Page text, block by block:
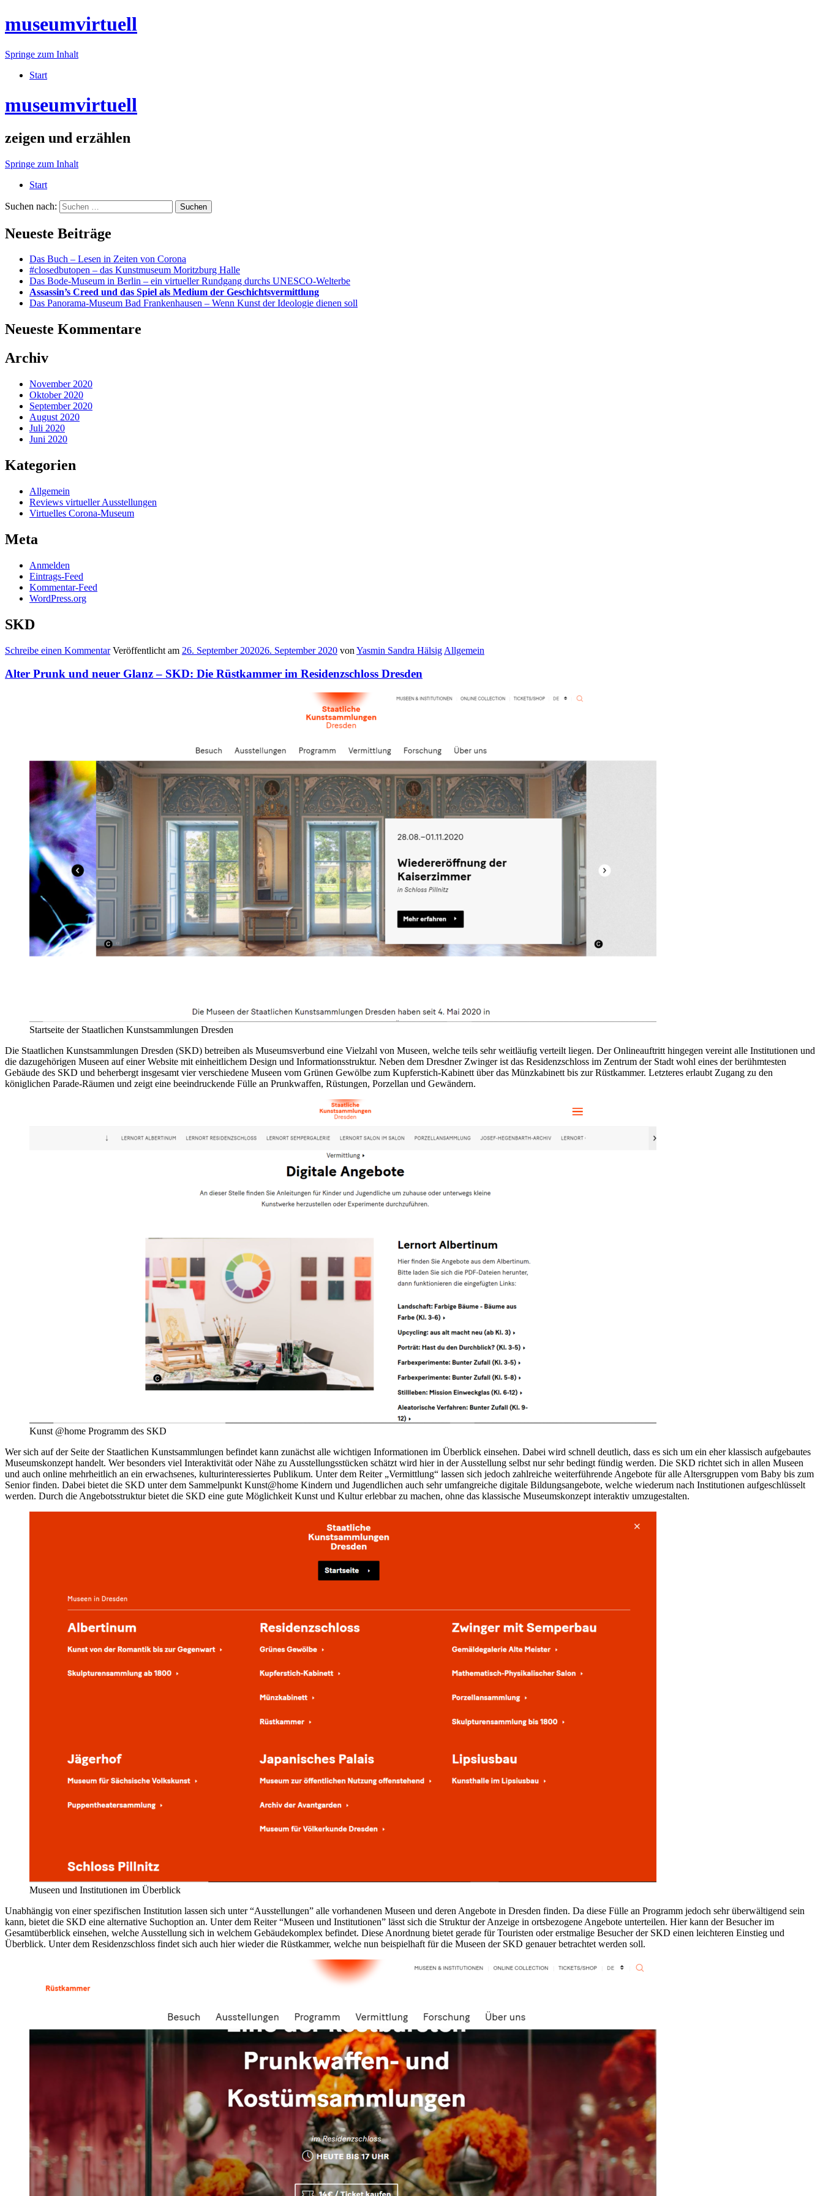
museumvirtuell
Springe zum Inhalt
Start
museumvirtuell
zeigen und erzählen
Springe zum Inhalt
Start
Suchen nach:
Neueste Beiträge
Das Buch – Lesen in Zeiten von Corona
#closedbutopen – das Kunstmuseum Moritzburg Halle
Das Bode-Museum in Berlin – ein virtueller Rundgang durchs UNESCO-Welterbe
Assassin’s Creed und das Spiel als Medium der Geschichtsvermittlung
Das Panorama-Museum Bad Frankenhausen – Wenn Kunst der Ideologie dienen soll
Neueste Kommentare
Archiv
November 2020
Oktober 2020
September 2020
August 2020
Juli 2020
Juni 2020
Kategorien
Allgemein
Reviews virtueller Ausstellungen
Virtuelles Corona-Museum
Meta
Anmelden
Eintrags-Feed
Kommentar-Feed
WordPress.org
SKD
Schreibe einen Kommentar Veröffentlicht am 26. September 202026. September 2020 von Yasmin Sandra Hälsig Allgemein
Alter Prunk und neuer Glanz – SKD: Die Rüstkammer im Residenzschloss Dresden
Startseite der Staatlichen Kunstsammlungen Dresden
Die Staatlichen Kunstsammlungen Dresden (SKD) betreiben als Museumsverbund eine Vielzahl von Museen, welche teils sehr weitläufig verteilt liegen. Der Onlineauftritt hingegen vereint alle Institutionen und
die dazugehörigen Museen auf einer Website mit einheitlichem Design und Informationsstruktur. Neben dem Dresdner Zwinger ist das Residenzschloss im Zentrum der Stadt wohl eines der berühmtesten
Gebäude des SKD und beherbergt insgesamt vier verschiedene Museen vom Grünen Gewölbe zum Kupferstich-Kabinett über das Münzkabinett bis zur Rüstkammer. Letzteres erlaubt Zugang zu den
königlichen Parade-Räumen und zeigt eine beeindruckende Fülle an Prunkwaffen, Rüstungen, Porzellan und Gewändern.
Kunst @home Programm des SKD
Wer sich auf der Seite der Staatlichen Kunstsammlungen befindet kann zunächst alle wichtigen Informationen im Überblick einsehen. Dabei wird schnell deutlich, dass es sich um ein eher klassisch aufgebautes
Museumskonzept handelt. Wer besonders viel Interaktivität oder Nähe zu Ausstellungsstücken schätzt wird hier in der Ausstellung selbst nur sehr bedingt fündig werden. Die SKD richtet sich in allen Museen
und auch online mehrheitlich an ein erwachsenes, kulturinteressiertes Publikum. Unter dem Reiter „Vermittlung“ lassen sich jedoch zahlreiche weiterführende Angebote für alle Altersgruppen vom Baby bis zum
Senior finden. Dabei bietet die SKD unter dem Sammelpunkt Kunst@home Kindern und Jugendlichen auch sehr umfangreiche digitale Bildungsangebote, welche wiederum nach Institutionen aufgeschlüsselt
werden. Durch die Angebotsstruktur bietet die SKD eine gute Möglichkeit Kunst und Kultur erlebbar zu machen, ohne das klassische Museumskonzept interaktiv umzugestalten.
Museen und Institutionen im Überblick
Unabhängig von einer spezifischen Institution lassen sich unter “Ausstellungen” alle vorhandenen Museen und deren Angebote in Dresden finden. Da diese Fülle an Programm jedoch sehr überwältigend sein
kann, bietet die SKD eine alternative Suchoption an. Unter dem Reiter “Museen und Institutionen” lässt sich die Struktur der Anzeige in ortsbezogene Angebote unterteilen. Hier kann der Besucher im
Gesamtüberblick einsehen, welche Ausstellung sich in welchem Gebäudekomplex befindet. Diese Anordnung bietet gerade für Touristen oder erstmalige Besucher der SKD einen leichteren Einstieg und
Überblick. Unter dem Residenzschloss findet sich auch hier wieder die Rüstkammer, welche nun beispielhaft für die Museen der SKD genauer betrachtet werden soll.